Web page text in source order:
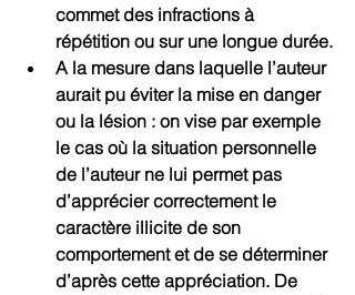
commet des infractions à
répétition ou sur une longue durée.
A la mesure dans laquelle l’auteur
aurait pu éviter la mise en danger
ou la lésion : on vise par exemple
le cas où la situation personnelle
de l’auteur ne lui permet pas
d’apprécier correctement le
caractère illicite de son
comportement et de se déterminer
d’après cette appréciation. De